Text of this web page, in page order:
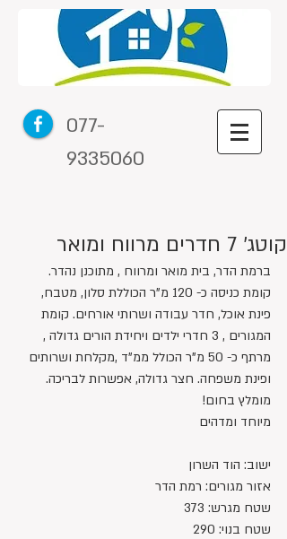
077-
9335060
קוטג' 7 חדרים מרווח ומואר
ברמת הדר, בית מואר ומרווח , מתוכנן נהדר.
קומת כניסה כ- 120 מ"ר הכוללת סלון, מטבח,
פינת אוכל, חדר עבודה ושרותי אורחים. קומת
המגורים , 3 חדרי ילדים ויחידת הורים גדולה ,
מרתף כ- 50 מ"ר הכולל ממ"ד ,מקלחת ושרותים
ופינת משפחה. חצר גדולה, אפשרות לבריכה.
מומלץ בחום!
מיוחד ומדהים
ישוב: הוד השרון
אזור מגורים: רמת הדר
שטח מגרש: 373
שטח בנוי: 290